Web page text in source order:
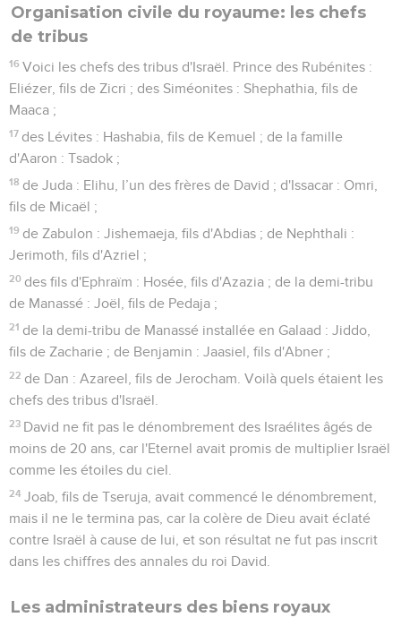
Organisation civile du royaume: les chefs
de tribus
16 Voici les chefs des tribus d'Israël. Prince des Rubénites :
Eliézer, fils de Zicri ; des Siméonites : Shephathia, fils de
Maaca ;
17 des Lévites : Hashabia, fils de Kemuel ; de la famille
d'Aaron : Tsadok ;
18 de Juda : Elihu, l’un des frères de David ; d'Issacar : Omri,
fils de Micaël ;
19 de Zabulon : Jishemaeja, fils d'Abdias ; de Nephthali :
Jerimoth, fils d'Azriel ;
20 des fils d'Ephraïm : Hosée, fils d'Azazia ; de la demi-tribu
de Manassé : Joël, fils de Pedaja ;
21 de la demi-tribu de Manassé installée en Galaad : Jiddo,
fils de Zacharie ; de Benjamin : Jaasiel, fils d'Abner ;
22 de Dan : Azareel, fils de Jerocham. Voilà quels étaient les
chefs des tribus d'Israël.
23 David ne fit pas le dénombrement des Israélites âgés de
moins de 20 ans, car l'Eternel avait promis de multiplier Israël
comme les étoiles du ciel.
24 Joab, fils de Tseruja, avait commencé le dénombrement,
mais il ne le termina pas, car la colère de Dieu avait éclaté
contre Israël à cause de lui, et son résultat ne fut pas inscrit
dans les chiffres des annales du roi David.
Les administrateurs des biens royaux